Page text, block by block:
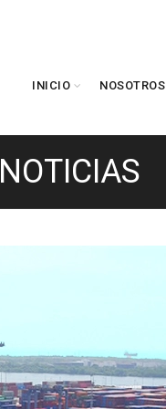
INICIO NOSOTROS
NOTICIAS